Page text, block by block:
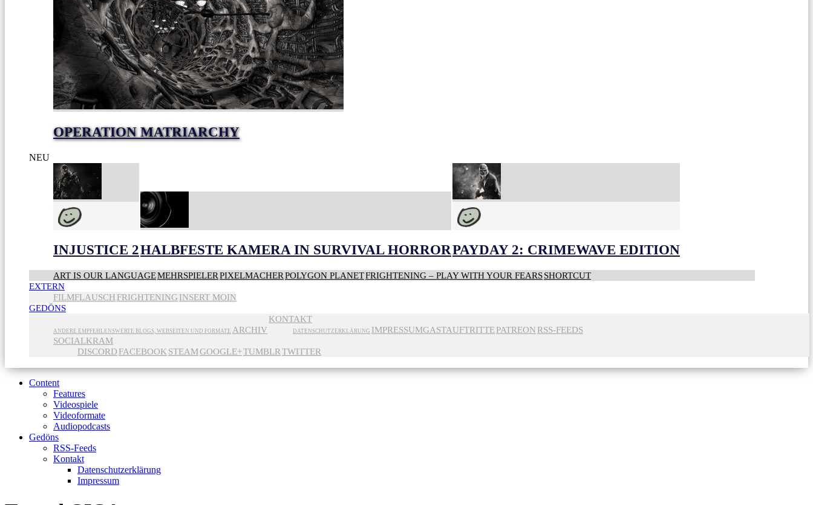
OPERATION MATRIARCHY
NEU
INJUSTICE 2HALBFESTE KAMERA IN SURVIVAL HORRORPAYDAY 2: CRIMEWAVE EDITION
ART IS OUR LANGUAGEMEHRSPIELERPIXELMACHERPOLYGON PLANETFRIGHTENING – PLAY WITH YOUR FEARSSHORTCUT
EXTERN
FILMFLAUSCH FRIGHTENING INSERT MOIN
GEDÖNS
ANDERE EMPFEHLENSWERTE BLOGS, WEBSEITEN UND FORMATE ARCHIV
KONTAKT
DATENSCHUTZERKLÄRUNG IMPRESSUMGASTAUFTRITTEPATREON RSS-FEEDS
SOCIALKRAM
DISCORD FACEBOOK STEAMGOOGLE+TUMBLRTWITTER
Content
Features
Videospiele
Videoformate
Audiopodcasts
Gedöns
RSS-Feeds
Kontakt
Datenschutzerklärung
Impressum